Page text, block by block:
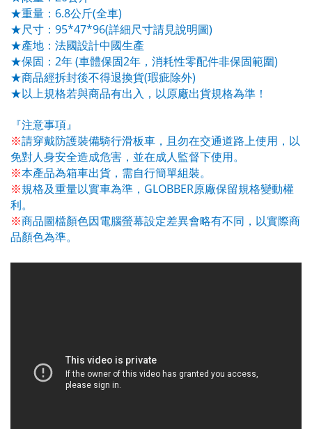
★重量： 6.8公斤(全車)
★尺寸： 95*47*96(詳細尺寸請見說明圖)
★產地：法國設計中國生產
★保固： 2年 (車體保固2年，消耗性零配件非保固範圍)
★商品經拆封後不得退換貨(瑕疵除外)
★ 以上規格若與商品有出入，以原廠出貨規格為準！
『注意事項』
※請穿戴防護裝備騎行滑板車，且勿在交通道路上使用，以
免對人身安全造成危害，並在成人監督下使用。
※本產品為箱車出貨，需自行簡單組裝。
※規格及重量以實車為準， GLOBBER原廠保留規格變動權
利。
※商品圖檔顏色因電腦螢幕設定差異會略有不同，以實際商
品顏色為準。